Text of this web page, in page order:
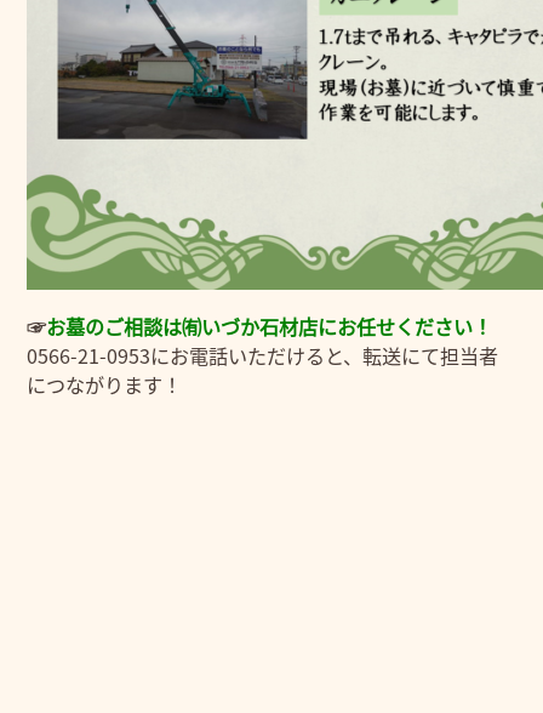
☞お墓のご相談は㈲いづか石材店にお任せください！
0566-21-0953にお電話いただけると、転送にて担当者
につながります！